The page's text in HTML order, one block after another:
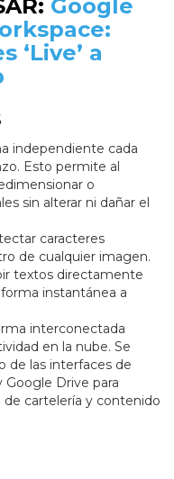
Google
‘Live’ a
independiente cada
Esto permite al
o
sin alterar ni dañar el
caracteres
de cualquier imagen.
textos directamente
instantánea a
interconectada
en la nube. Se
de las interfaces de
Google Drive para
cartelería y contenido